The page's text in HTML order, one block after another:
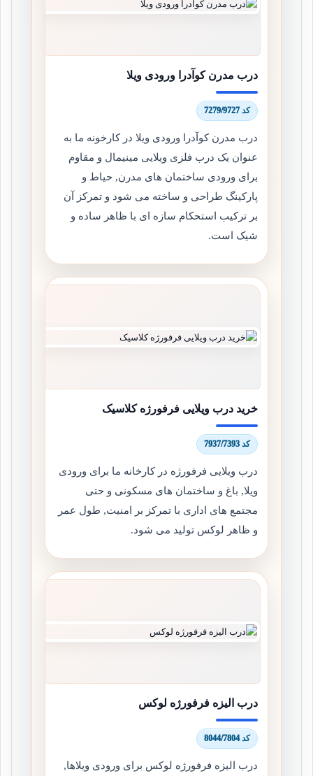
درب مدرن کوآدرا ورودی ویلا
کد 7279/9727
درب مدرن کوآدرا ورودی ویلا در کارخونه ما به
عنوان یک درب فلزی ویلایی مینیمال و مقاوم
برای ورودی ساختمان های مدرن, حیاط و
پارکینگ طراحی و ساخته می شود و تمرکز آن
بر ترکیب استحکام سازه ای با ظاهر ساده و
شیک است.
خرید درب ویلایی فرفورژه کلاسیک
کد 7937/7393
درب ویلایی فرفورژه در کارخانه ما برای ورودی
ویلا, باغ و ساختمان های مسکونی و حتی
مجتمع های اداری با تمرکز بر امنیت, طول عمر
و ظاهر لوکس تولید می شود.
درب الیزه فرفورژه لوکس
کد 8044/7804
درب الیزه فرفورژه لوکس برای ورودی ویلاها,